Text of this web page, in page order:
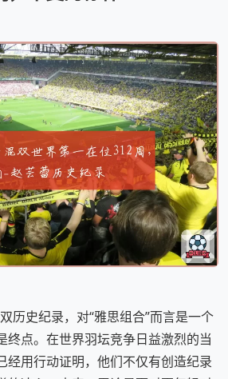
历史纪录，对“雅思组合”而言是一个
终点。在世界羽坛竞争日益激烈的当
经用行动证明，他们不仅有创造纪录